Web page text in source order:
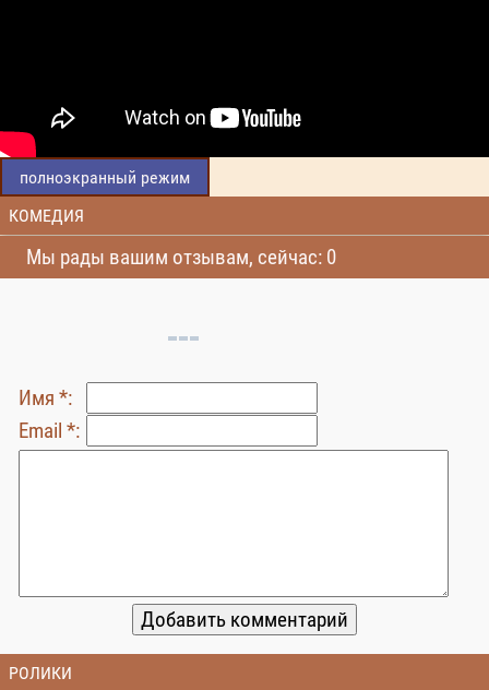
полноэкранный режим
КОМЕДИЯ
Мы рады вашим отзывам, сейчас: 0
Имя *:
Email *:
РОЛИКИ